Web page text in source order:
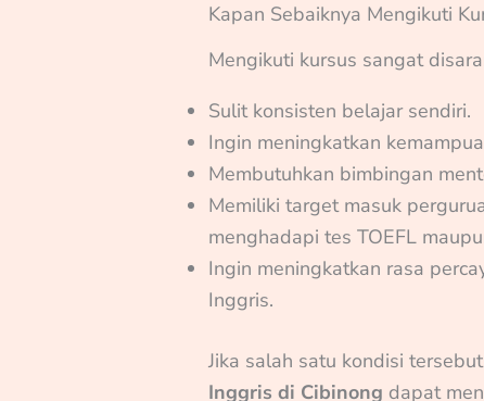
Kapan Sebaiknya Mengikuti
Mengikuti kursus sangat
Sulit konsisten belajar sendiri.
Ingin meningkatkan
Membutuhkan bimbingan
Memiliki target masuk
menghadapi tes TOEFL
Ingin meningkatkan rasa
Inggris.
Jika salah satu kondisi
Inggris di Cibinong dapat